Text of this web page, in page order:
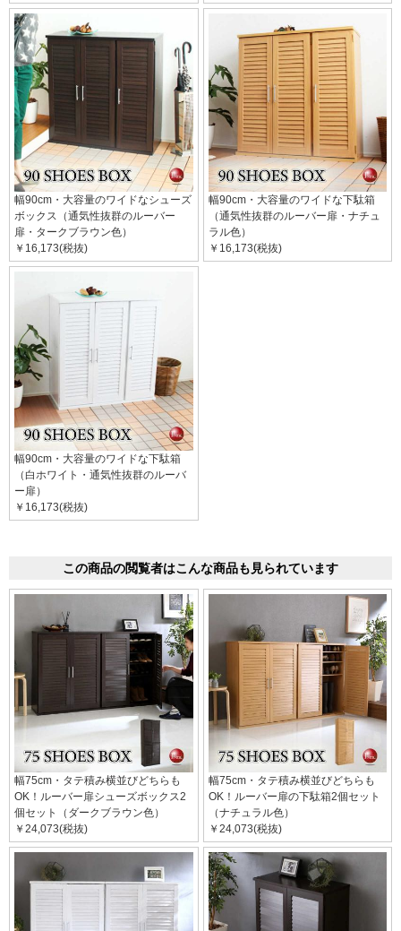
幅90cm・大容量のワイドなシューズ
ボックス（通気性抜群のルーバー
扉・タークブラウン色）
￥16,173(税抜)
幅90cm・大容量のワイドな下駄箱
（通気性抜群のルーバー扉・ナチュ
ラル色）
￥16,173(税抜)
幅90cm・大容量のワイドな下駄箱
（白ホワイト・通気性抜群のルーバ
ー扉）
￥16,173(税抜)
この商品の閲覧者はこんな商品も見られています
幅75cm・タテ積み横並びどちらも
OK！ルーバー扉シューズボックス2
個セット（ダークブラウン色）
￥24,073(税抜)
幅75cm・タテ積み横並びどちらも
OK！ルーバー扉の下駄箱2個セット
（ナチュラル色）
￥24,073(税抜)